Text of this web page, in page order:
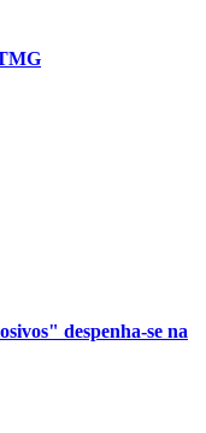
despenha-se na